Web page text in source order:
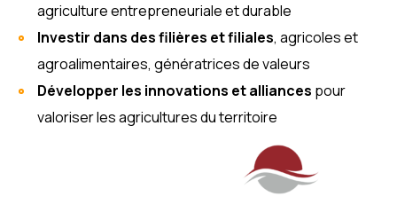
agriculture entrepreneuriale et durable
Investir dans des filières et filiales, agricoles et
agroalimentaires, génératrices de valeurs
Développer les innovations et alliances pour
valoriser les agricultures du territoire